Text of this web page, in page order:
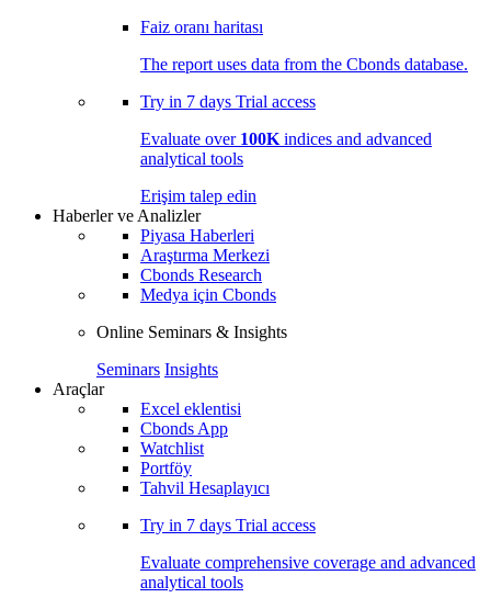
Faiz oranı haritası
The report uses data from the Cbonds database.
Try in 7 days Trial access
Evaluate over 100K indices and advanced
analytical tools
Erişim talep edin
Haberler ve Analizler
Piyasa Haberleri
Araştırma Merkezi
Cbonds Research
Medya için Cbonds
Online Seminars & Insights
Seminars Insights
Araçlar
Excel eklentisi
Cbonds App
Watchlist
Portföy
Tahvil Hesaplayıcı
Try in 7 days Trial access
Evaluate comprehensive coverage and advanced
analytical tools